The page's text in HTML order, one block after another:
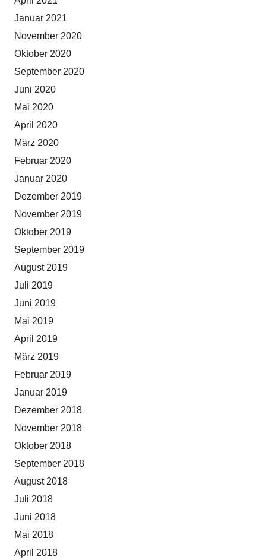
Januar 2021
November 2020
Oktober 2020
September 2020
Juni 2020
Mai 2020
April 2020
März 2020
Februar 2020
Januar 2020
Dezember 2019
November 2019
Oktober 2019
September 2019
August 2019
Juli 2019
Juni 2019
Mai 2019
April 2019
März 2019
Februar 2019
Januar 2019
Dezember 2018
November 2018
Oktober 2018
September 2018
August 2018
Juli 2018
Juni 2018
Mai 2018
April 2018